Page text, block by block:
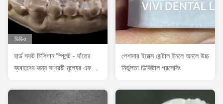
ভিডিও
হার্ড সফট মিশিগান স্প্লিন্ট - দাঁতের
ব্যবহারের জন্য সাশ্রয়ী মূল্যের এফডিএ
পেশাদার ইমেক্স ডেন্টাল ইনলে অনলে উচ্চ
নির্ভুলতা ডিজিটাল প্রসেসিং